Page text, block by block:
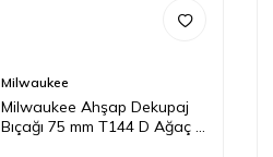
Milwaukee
Milwaukee Ahşap Dekupaj
Bıçağı 75 mm T144 D Ağaç 5